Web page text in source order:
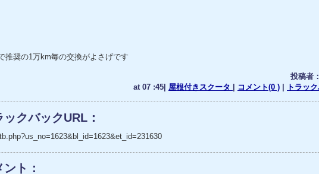
推奨の1万km毎の交換がよさげです
投稿者
at 07 :45| 屋根付きスクータ コメント(0 ) トラッ
クバックURL：
ト：